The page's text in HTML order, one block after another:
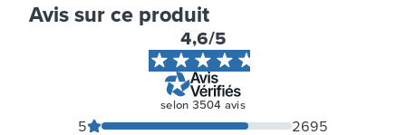
Avis sur ce produit
4,6/5
selon 3504 avis
5 2695